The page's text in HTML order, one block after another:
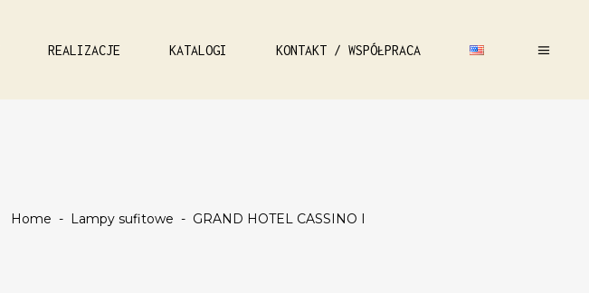
REALIZACJE KATALOGI KONTAKT / WSPÓŁPRACA
Home - Lampy sufitowe - GRAND HOTEL CASSINO I